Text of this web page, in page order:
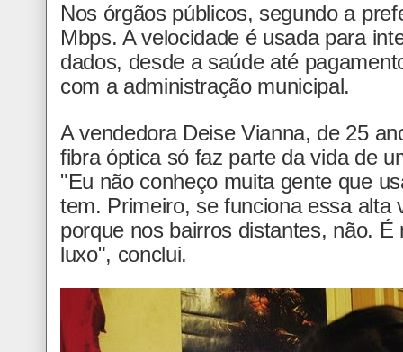
Nos órgãos públicos, segundo a
Mbps. A velocidade é usada para
dados, desde a saúde até
com a administração municipal.
A vendedora Deise Vianna, de 25
fibra óptica só faz parte da vida de
"Eu não conheço muita gente que
tem. Primeiro, se funciona essa alta
porque nos bairros distantes, não.
luxo", conclui.